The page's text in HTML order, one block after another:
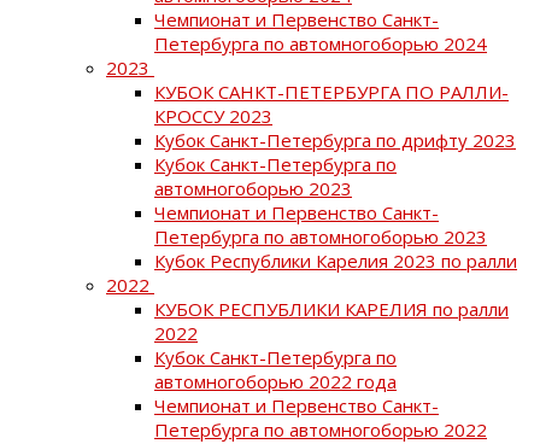
Чемпионат и Первенство Санкт-
Петербурга по автомногоборью 2024
2023
КУБОК САНКТ-ПЕТЕРБУРГА ПО РАЛЛИ-
КРОССУ 2023
Кубок Санкт-Петербурга по дрифту 2023
Кубок Санкт-Петербурга по
автомногоборью 2023
Чемпионат и Первенство Санкт-
Петербурга по автомногоборью 2023
Кубок Республики Карелия 2023 по ралли
2022
КУБОК РЕСПУБЛИКИ КАРЕЛИЯ по ралли
2022
Кубок Санкт-Петербурга по
автомногоборью 2022 года
Чемпионат и Первенство Санкт-
Петербурга по автомногоборью 2022